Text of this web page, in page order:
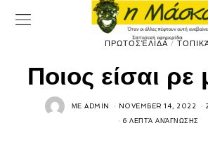
ΠΡΩΤΟΣΈΛΙΔΑ /
Ποιος είσαι ρε
ΜΕADMIN NOVEMBER 14, 2022
6 ΛΕΠΤΆ ΑΝΆΓΝΩΣΗΣ